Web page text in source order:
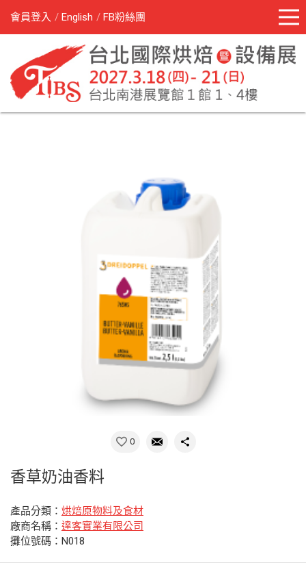
會員登入 English FB粉絲團
0
香草奶油香料
產品分類： 烘焙原物料及食材
廠商名稱： 達客實業有限公司
攤位號碼：N018